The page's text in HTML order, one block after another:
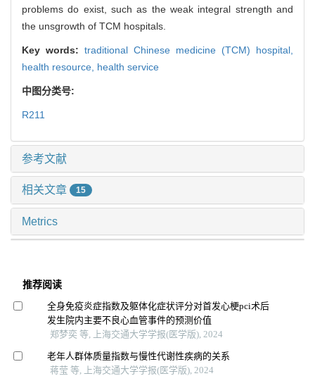
problems do exist, such as the weak integral strength and
the unsgrowth of TCM hospitals.
Key words: traditional Chinese medicine (TCM) hospital,
health resource, health service
中图分类号:
R211
参考文献
相关文章 15
Metrics
推荐阅读
全身免疫炎症指数及躯体化症状评分对首发心梗pci术后
发生院内主要不良心血管事件的预测价值
郑梦奕 等, 上海交通大学学报(医学版), 2024
老年人群体质量指数与慢性代谢性疾病的关系
蒋莹 等, 上海交通大学学报(医学版), 2024